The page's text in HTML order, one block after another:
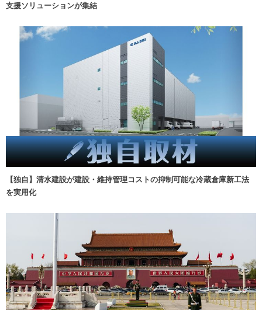
支援ソリューションが集結
【独自】清水建設が建設・維持管理コストの抑制可能な冷蔵倉庫新工法
を実用化